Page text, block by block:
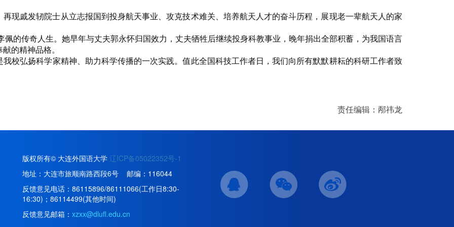
现戚发轫院士从立志报国到投身航天事业、攻克技术难关、培养航天人才的奋斗历程，展现老一辈航天人的家
的传奇人生。她早年与丈夫郭永怀归国效力，丈夫牺牲后继续投身科教事业，晚年捐出全部积蓄，为我国语言
的精神品格。
校弘扬科学家精神、助力科学传播的一次实践。值此全国科技工作者日，我们向所有默默耕耘的科研工作者致
责任编辑：邴祎龙
版权所有© 大连外国语大学 辽ICP备05022352号-1
地址：大连市旅顺南路西段6号 邮编：116044
反馈意见电话：86115896/86111066(工作日8:30-
16:30)；86114499(其他时间)
反馈意见邮箱： xzxx@dlufl.edu.cn